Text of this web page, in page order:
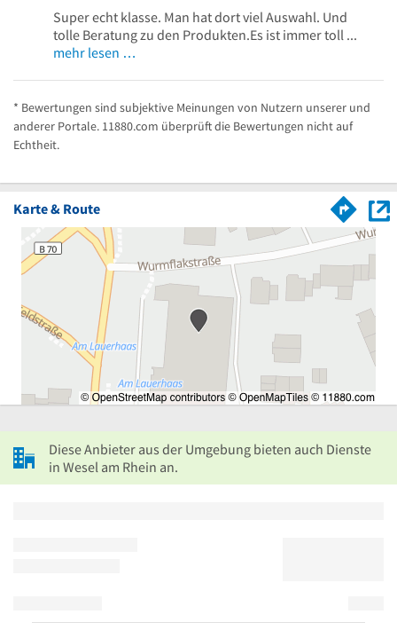
Super echt klasse. Man hat dort viel Auswahl. Und
tolle Beratung zu den Produkten.Es ist immer toll ...
mehr lesen …
* Bewertungen sind subjektive Meinungen von Nutzern unserer und
anderer Portale. 11880.com überprüft die Bewertungen nicht auf
Echtheit.
Karte & Route
Diese Anbieter aus der Umgebung bieten auch Dienste
in Wesel am Rhein an.